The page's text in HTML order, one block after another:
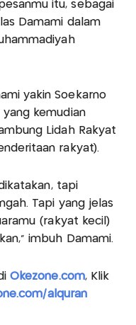
itu, sebagai
Damami dalam
yakin Soekarno
kemudian
Lidah Rakyat
rakyat).
tapi
Tapi yang jelas
(rakyat kecil)
imbuh Damami.
Okezone.com, Klik
alquran